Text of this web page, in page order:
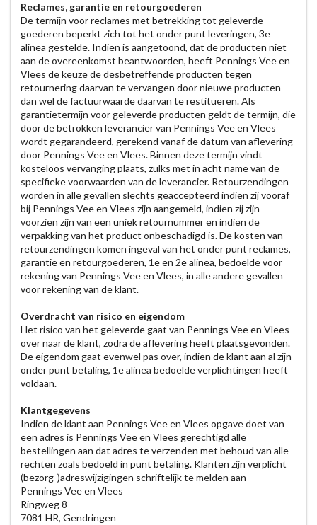
Reclames, garantie en retourgoederen
De termijn voor reclames met betrekking tot geleverde
goederen beperkt zich tot het onder punt leveringen, 3e
alinea gestelde. Indien is aangetoond, dat de producten niet
aan de overeenkomst beantwoorden, heeft Pennings Vee en
Vlees de keuze de desbetreffende producten tegen
retournering daarvan te vervangen door nieuwe producten
dan wel de factuurwaarde daarvan te restitueren. Als
garantietermijn voor geleverde producten geldt de termijn, die
door de betrokken leverancier van Pennings Vee en Vlees
wordt gegarandeerd, gerekend vanaf de datum van aflevering
door Pennings Vee en Vlees. Binnen deze termijn vindt
kosteloos vervanging plaats, zulks met in acht name van de
specifieke voorwaarden van de leverancier. Retourzendingen
worden in alle gevallen slechts geaccepteerd indien zij vooraf
bij Pennings Vee en Vlees zijn aangemeld, indien zij zijn
voorzien zijn van een uniek retournummer en indien de
verpakking van het product onbeschadigd is. De kosten van
retourzendingen komen ingeval van het onder punt reclames,
garantie en retourgoederen, 1e en 2e alinea, bedoelde voor
rekening van Pennings Vee en Vlees, in alle andere gevallen
voor rekening van de klant.
Overdracht van risico en eigendom
Het risico van het geleverde gaat van Pennings Vee en Vlees
over naar de klant, zodra de aflevering heeft plaatsgevonden.
De eigendom gaat evenwel pas over, indien de klant aan al zijn
onder punt betaling, 1e alinea bedoelde verplichtingen heeft
voldaan.
Klantgegevens
Indien de klant aan Pennings Vee en Vlees opgave doet van
een adres is Pennings Vee en Vlees gerechtigd alle
bestellingen aan dat adres te verzenden met behoud van alle
rechten zoals bedoeld in punt betaling. Klanten zijn verplicht
(bezorg-)adreswijzigingen schriftelijk te melden aan
Pennings Vee en Vlees
Ringweg 8
7081 HR, Gendringen